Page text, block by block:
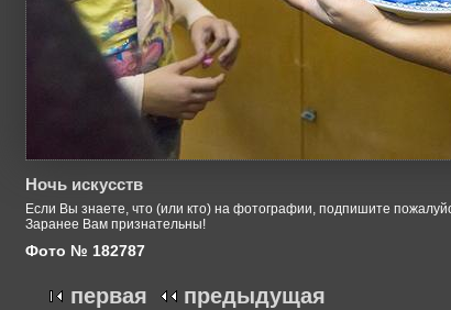
Ночь искусств
Если Вы знаете, что (или кто) на фотографии, подпишите
Заранее Вам признательны!
Фото № 182787
первая предыдущая